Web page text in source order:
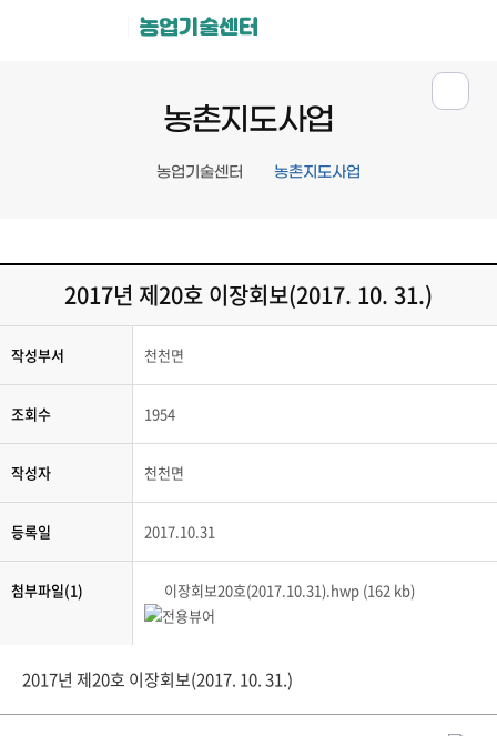
농업기술센터
농촌지도사업
농업기술센터 농촌지도사업
2017년 제20호 이장회보(2017. 10. 31.)
작성부서 천천면
조회수 1954
작성자 천천면
등록일 2017.10.31
첨부파일(1) 이장회보20호(2017.10.31).hwp (162 kb)
2017년 제20호 이장회보(2017. 10. 31.)